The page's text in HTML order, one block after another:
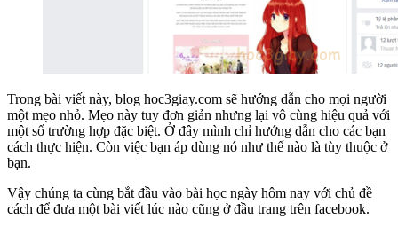
Trong bài viết này, blog hoc3giay.com sẽ hướng dẫn cho mọi người
một mẹo nhỏ. Mẹo này tuy đơn giản nhưng lại vô cùng hiệu quả với
một số trường hợp đặc biệt. Ở đây mình chỉ hướng dẫn cho các bạn
cách thực hiện. Còn việc bạn áp dùng nó như thế nào là tùy thuộc ở
bạn.
Vậy chúng ta cùng bắt đầu vào bài học ngày hôm nay với chủ đề
cách để đưa một bài viết lúc nào cũng ở đầu trang trên facebook.